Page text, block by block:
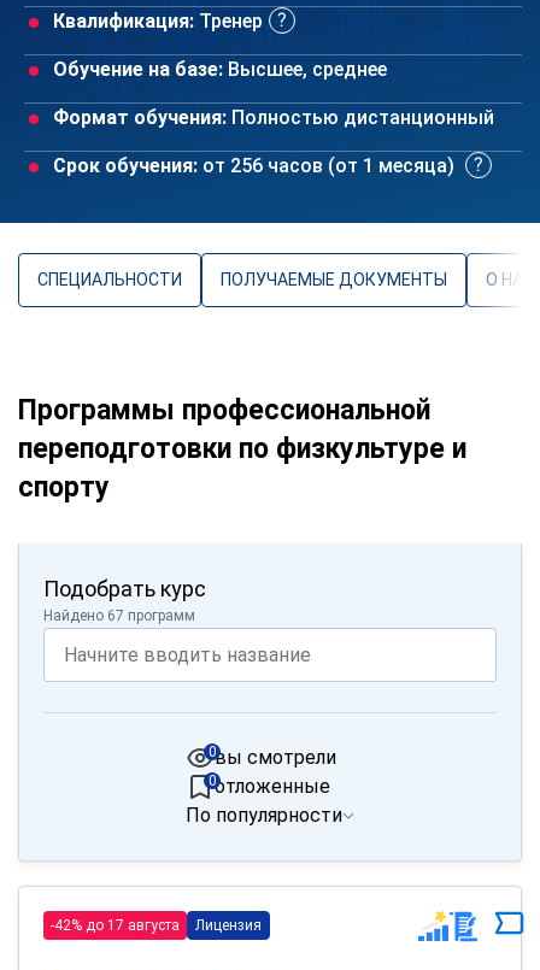
Квалификация: Тренер
Обучение на базе: Высшее, среднее
Формат обучения: Полностью дистанционный
Срок обучения: от 256 часов (от 1 месяца)
СПЕЦИАЛЬНОСТИ ПОЛУЧАЕМЫЕ ДОКУМЕНТЫ О
Программы профессиональной
переподготовки по физкультуре и
спорту
Подобрать курс
Найдено 67 программ
вы смотрели
0
отложенные
0
По популярности
-42% до 17 августа Лицензия